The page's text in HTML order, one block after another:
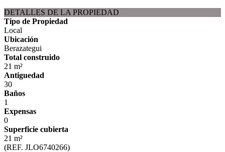
DETALLES DE LA PROPIEDAD
Tipo de Propiedad
Local
Ubicación
Berazategui
Total construido
21 m²
Antiguedad
30
Baños
1
Expensas
0
Superficie cubierta
21 m²
(REF. JLO6740266)